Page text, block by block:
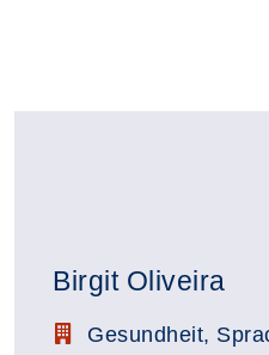
Birgit Oliveira
Stellenbezeichnung:
Gesundheit,